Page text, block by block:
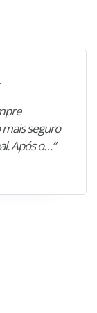
seguro
Após o…”